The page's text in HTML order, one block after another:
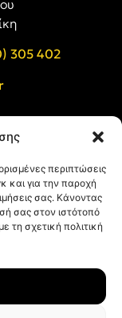
περιπτώσεις
και για την παροχή
σας. Κάνοντας
σας στον ιστότοπό
σχετική πολιτική
305 402